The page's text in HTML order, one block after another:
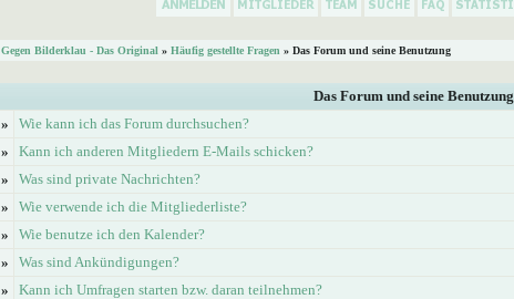
Gegen Bilderklau - Das Original » Häufig gestellte Fragen » Das Forum und seine Benutzung
Das Forum und seine Benutzung
»
Wie kann ich das Forum durchsuchen?
»
Kann ich anderen Mitgliedern E-Mails schicken?
»
Was sind private Nachrichten?
»
Wie verwende ich die Mitgliederliste?
»
Wie benutze ich den Kalender?
»
Was sind Ankündigungen?
»
Kann ich Umfragen starten bzw. daran teilnehmen?